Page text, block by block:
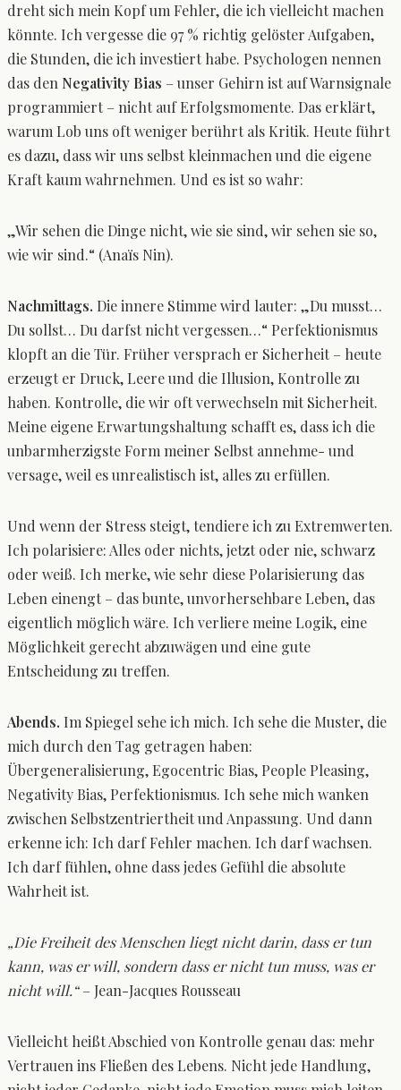
dreht sich mein Kopf um Fehler, die ich vielleicht machen
könnte. Ich vergesse die 97 % richtig gelöster Aufgaben,
die Stunden, die ich investiert habe. Psychologen nennen
das den Negativity Bias – unser Gehirn ist auf Warnsignale
programmiert – nicht auf Erfolgsmomente. Das erklärt,
warum Lob uns oft weniger berührt als Kritik. Heute führt
es dazu, dass wir uns selbst kleinmachen und die eigene
Kraft kaum wahrnehmen. Und es ist so wahr:
„Wir sehen die Dinge nicht, wie sie sind, wir sehen sie so,
wie wir sind.“ (Anaïs Nin).
Nachmittags. Die innere Stimme wird lauter: „Du musst…
Du sollst… Du darfst nicht vergessen…“ Perfektionismus
klopft an die Tür. Früher versprach er Sicherheit – heute
erzeugt er Druck, Leere und die Illusion, Kontrolle zu
haben. Kontrolle, die wir oft verwechseln mit Sicherheit.
Meine eigene Erwartungshaltung schafft es, dass ich die
unbarmherzigste Form meiner Selbst annehme- und
versage, weil es unrealistisch ist, alles zu erfüllen.
Und wenn der Stress steigt, tendiere ich zu Extremwerten.
Ich polarisiere: Alles oder nichts, jetzt oder nie, schwarz
oder weiß. Ich merke, wie sehr diese Polarisierung das
Leben einengt – das bunte, unvorhersehbare Leben, das
eigentlich möglich wäre. Ich verliere meine Logik, eine
Möglichkeit gerecht abzuwägen und eine gute
Entscheidung zu treffen.
Abends. Im Spiegel sehe ich mich. Ich sehe die Muster, die
mich durch den Tag getragen haben:
Übergeneralisierung, Egocentric Bias, People Pleasing,
Negativity Bias, Perfektionismus. Ich sehe mich wanken
zwischen Selbstzentriertheit und Anpassung. Und dann
erkenne ich: Ich darf Fehler machen. Ich darf wachsen.
Ich darf fühlen, ohne dass jedes Gefühl die absolute
Wahrheit ist.
„Die Freiheit des Menschen liegt nicht darin, dass er tun
kann, was er will, sondern dass er nicht tun muss, was er
nicht will.“– Jean-Jacques Rousseau
Vielleicht heißt Abschied von Kontrolle genau das: mehr
Vertrauen ins Fließen des Lebens. Nicht jede Handlung,